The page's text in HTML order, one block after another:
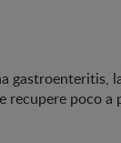
gastroenteritis,
recupere poco a